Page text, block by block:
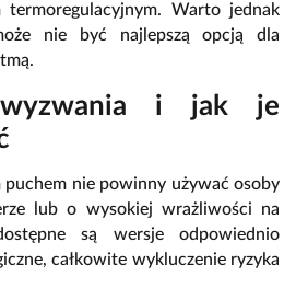
termoregulacyjnym. Warto jednak
nie być najlepszą opcją dla
wyzwania i jak je
puchem nie powinny używać osoby
lub o wysokiej wrażliwości na
są wersje odpowiednio
całkowite wykluczenie ryzyka